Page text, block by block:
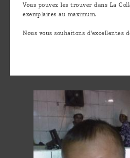
Vous pouvez les trouver dans La
exemplaires au maximum.
Nous vous souhaitons d'excellentes